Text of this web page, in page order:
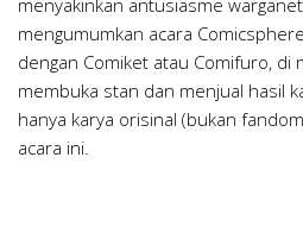
mengumumkan acara Comicsphere
dengan Comiket atau Comifuro, di
membuka stan dan menjual hasil
hanya karya orisinal (bukan fandom
acara ini.